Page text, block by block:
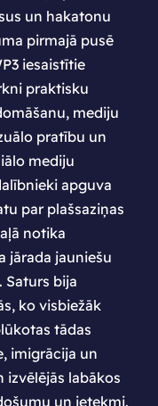
un hakatonu
pirmajā pusē
iesaistītie
praktisku
mediju
pratību un
mediju
apguva
par plašsaziņas
notika
jārada jauniešu
bija
ko visbiežāk
tādas
imigrācija un
izvēlējās labākos
un ietekmi.